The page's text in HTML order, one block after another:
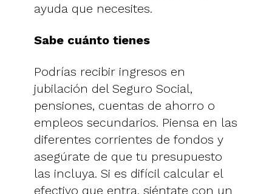
ayuda que necesites.
Sabe cuánto tienes
Podrías recibir ingresos en
jubilación del Seguro Social,
pensiones, cuentas de ahorro o
empleos secundarios. Piensa en las
diferentes corrientes de fondos y
asegúrate de que tu presupuesto
las incluya. Si es difícil calcular el
efectivo que entra, siéntate con un